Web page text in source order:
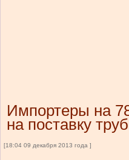
Импортеры на
на поставку
[18:04 09 декабря 2013 года ]